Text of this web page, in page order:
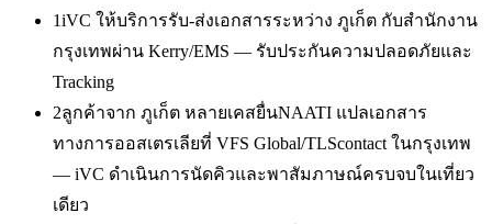
1iVC ให้บริการรับ-ส่งเอกสารระหว่าง ภูเก็ต กับสำนักงาน
กรุงเทพผ่าน Kerry/EMS — รับประกันความปลอดภัยและ
Tracking
2ลูกค้าจาก ภูเก็ต หลายเคสยื่นNAATI แปลเอกสาร
ทางการออสเตรเลียที่ VFS Global/TLScontact ในกรุงเทพ
— iVC ดำเนินการนัดคิวและพาสัมภาษณ์ครบจบในเที่ยว
เดียว